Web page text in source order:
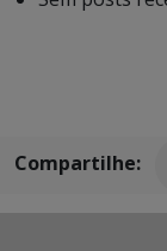
Compartilhe: